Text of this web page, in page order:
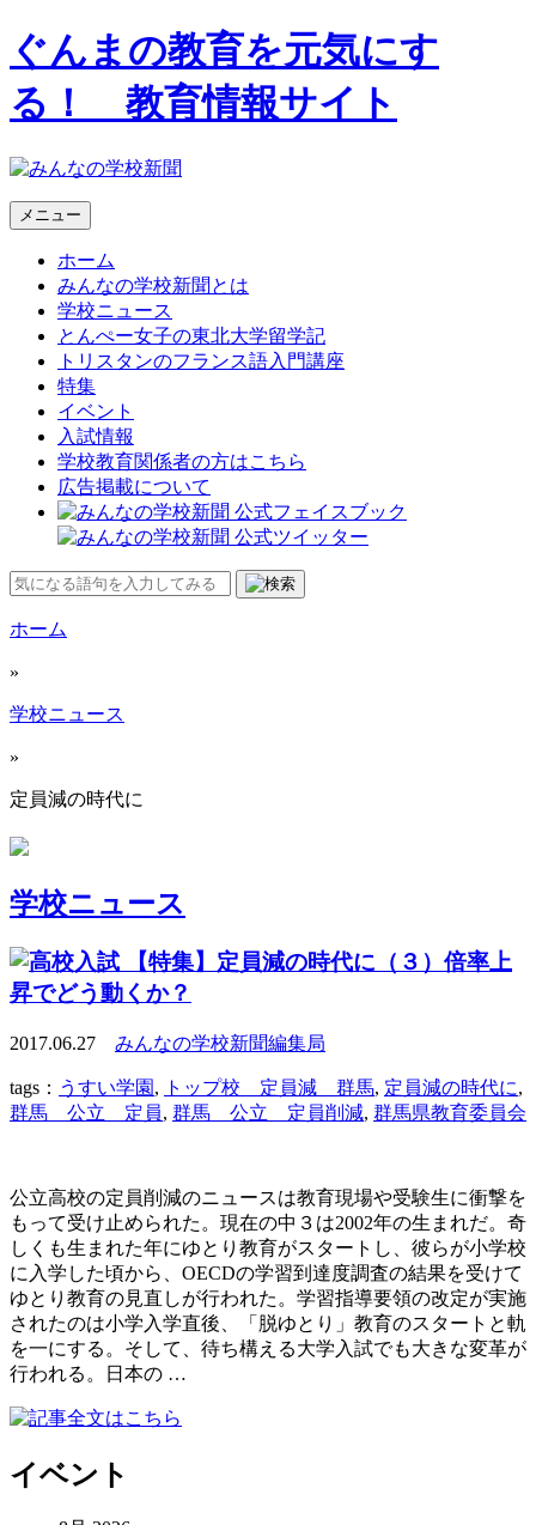
ぐんまの教育を元気にす
る！ 教育情報サイト
メニュー
ホーム
みんなの学校新聞とは
学校ニュース
とんぺー女子の東北大学留学記
トリスタンのフランス語入門講座
特集
イベント
入試情報
学校教育関係者の方はこちら
広告掲載について
ホーム
»
学校ニュース
»
定員減の時代に
学校ニュース
【特集】定員減の時代に（３）倍率上
昇でどう動くか？
2017.06.27 みんなの学校新聞編集局
tags： うすい学園 , トップ校 定員減 群馬, 定員減の時代に,
群馬 公立 定員, 群馬 公立 定員削減, 群馬県教育委員会
公立高校の定員削減のニュースは教育現場や受験生に衝撃を
もって受け止められた。現在の中３は2002年の生まれだ。奇
しくも生まれた年にゆとり教育がスタートし、彼らが小学校
に入学した頃から、OECDの学習到達度調査の結果を受けて
ゆとり教育の見直しが行われた。学習指導要領の改定が実施
されたのは小学入学直後、「脱ゆとり」教育のスタートと軌
を一にする。そして、待ち構える大学入試でも大きな変革が
行われる。日本の …
イベント